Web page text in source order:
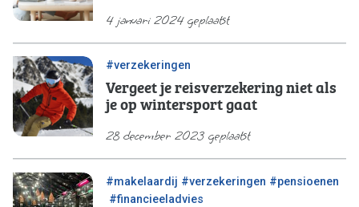
4 januari 2024 geplaatst
#verzekeringen
Vergeet je reisverzekering niet als
je op wintersport gaat
28 december 2023 geplaatst
#makelaardij /#verzekeringen /#pensioenen
/#financieeladvies